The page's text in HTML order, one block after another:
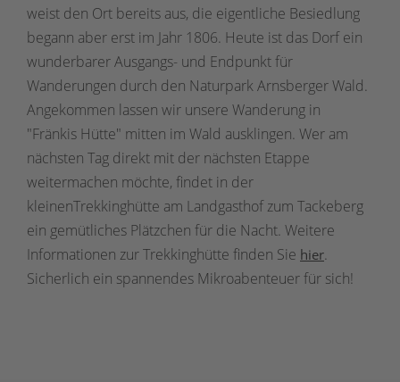
weist den Ort bereits aus, die eigentliche Besiedlung
begann aber erst im Jahr 1806. Heute ist das Dorf ein
wunderbarer Ausgangs- und Endpunkt für
Wanderungen durch den Naturpark Arnsberger Wald.
Angekommen lassen wir unsere Wanderung in
"Fränkis Hütte" mitten im Wald ausklingen. Wer am
nächsten Tag direkt mit der nächsten Etappe
weitermachen möchte, findet in der
kleinenTrekkinghütte am Landgasthof zum Tackeberg
ein gemütliches Plätzchen für die Nacht. Weitere
Informationen zur Trekkinghütte finden Sie hier.
Sicherlich ein spannendes Mikroabenteuer für sich!